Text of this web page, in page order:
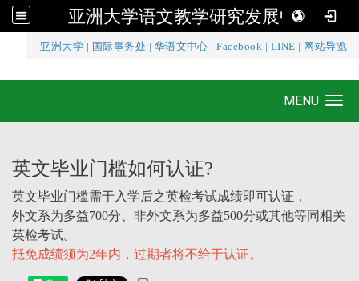
亚洲大学语文教学研究发展中心
亚洲大学 国际事务处 华语文中心 |Facebook LINE 网站导览
亚洲大学语文教学研究发展中心
MENU
英文毕业门槛如何认证?
英文毕业门槛需于入学后之英检考试成绩即可认证，
外文系为多益700分、非外文系为多益500分或其他等同相关
英检考试。
抵免成绩须为2年内，过期者将不给于认证。